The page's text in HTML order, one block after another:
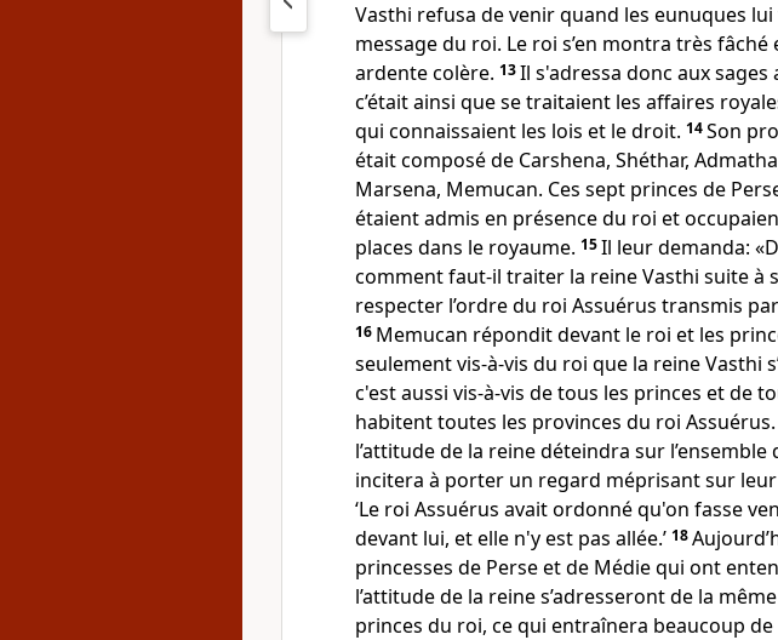
Vasthi refusa de venir quand les eunuques
message du roi. Le roi s’en montra très
ardente colère. 13Il s'adressa donc aux
c’était ainsi que se traitaient les affaires
qui connaissaient les lois et le droit. 14Son
était composé de Carshena, Shéthar,
Marsena, Memucan. Ces sept princes de
étaient admis en présence du roi et
places dans le royaume. 15Il leur demanda:
comment faut-il traiter la reine Vasthi suite à
respecter l’ordre du roi Assuérus transmis
16 Memucan répondit devant le roi et les
seulement vis-à-vis du roi que la reine Vasthi
c'est aussi vis-à-vis de tous les princes et de
habitent toutes les provinces du roi Assuérus.
l’attitude de la reine déteindra sur l’ensemble
incitera à porter un regard méprisant sur
‘Le roi Assuérus avait ordonné qu'on fasse
devant lui, et elle n'y est pas allée.’ 18
princesses de Perse et de Médie qui ont
l’attitude de la reine s’adresseront de la
princes du roi, ce qui entraînera beaucoup